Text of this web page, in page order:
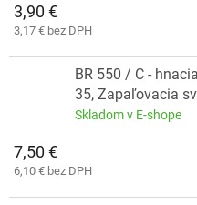
3,90 €
3,17 € bez DPH
BR 550 / C -
35, Zapaľovacia
Skladom v E-shope
7,50 €
6,10 € bez DPH